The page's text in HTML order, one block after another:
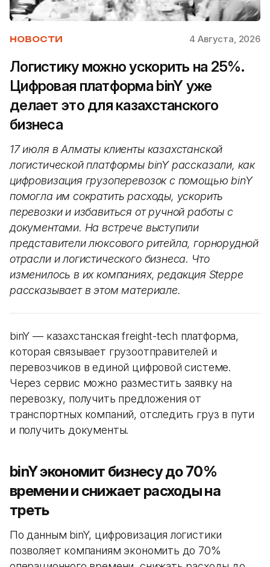
НОВОСТИ 4 Августа, 2026
Логистику можно ускорить на 25%.
Цифровая платформа binY уже
делает это для казахстанского
бизнеса
17 июля в Алматы клиенты казахстанской
логистической платформы binY рассказали, как
цифровизация грузоперевозок с помощью binY
помогла им сократить расходы, ускорить
перевозки и избавиться от ручной работы с
документами. На встрече выступили
представители люксового ритейла, горнорудной
отрасли и логистического бизнеса. Что
изменилось в их компаниях, редакция Steppe
рассказывает в этом материале.
binY — казахстанская freight-tech платформа,
которая связывает грузоотправителей и
перевозчиков в единой цифровой системе.
Через сервис можно разместить заявку на
перевозку, получить предложения от
транспортных компаний, отследить груз в пути
и получить документы.
binY экономит бизнесу до 70%
времени и снижает расходы на
треть
По данным binY, цифровизация логистики
позволяет компаниям экономить до 70%